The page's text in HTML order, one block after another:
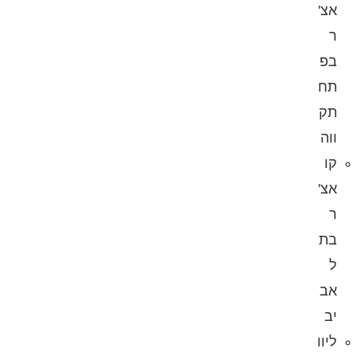
אצ'
בפ
תח
תק
ווה
קו
אצ'
בת
אב
יב
ליוו